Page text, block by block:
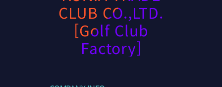
CLUB CO.,LTD.
[Golf Club
Factory]